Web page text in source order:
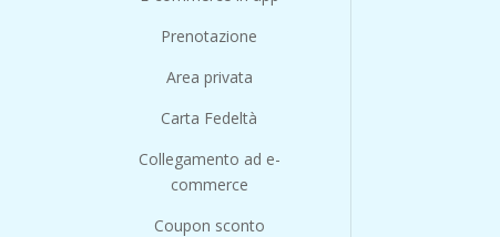
Prenotazione
Area privata
Carta Fedeltà
Collegamento ad e-
commerce
Coupon sconto